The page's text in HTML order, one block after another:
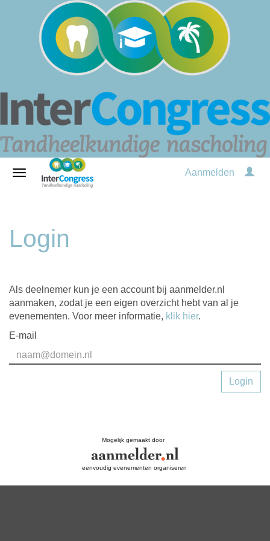
Aanmelden
Login
Als deelnemer kun je een account bij aanmelder.nl
aanmaken, zodat je een eigen overzicht hebt van al je
evenementen. Voor meer informatie, klik hier.
E-mail
Login
Mogelijk gemaakt door
eenvoudig evenementen organiseren